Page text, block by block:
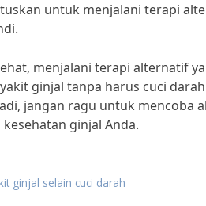
untuk menjalani terapi
menjalani terapi alternatif
ginjal tanpa harus cuci
jangan ragu untuk
ginjal Anda.
ginjal selain cuci darah